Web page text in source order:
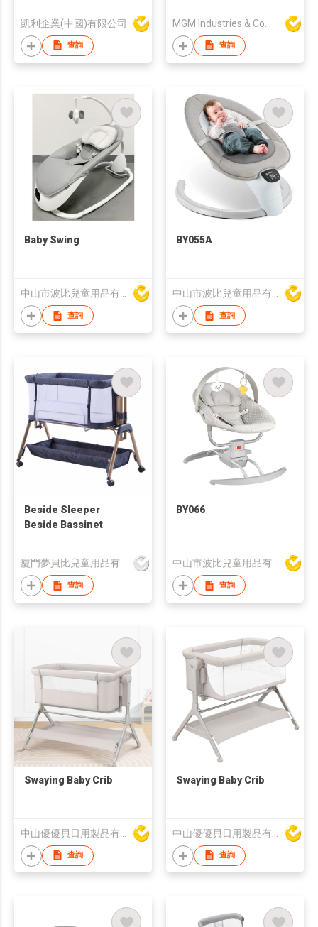
凱利企業(中國)有限公司
查詢 查詢
Baby Swing
查詢
BY055A
查詢
Beside Sleeper
Beside Bassinet
廈門夢貝比兒童用品有限公司
查詢
BY066
中山市波比兒童用品有限公司
查詢
Swaying Baby Crib
查詢
Swaying Baby Crib
查詢